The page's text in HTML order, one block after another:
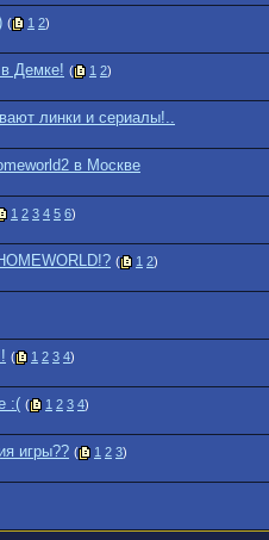
( 1 2)
Демке! ( 1 2)
линки и сериалы!..
в Москве
1 2 3 4 5 6)
( 1 2)
( 1 2 3 4)
:( ( 1 2 3 4)
игры?? ( 1 2 3)